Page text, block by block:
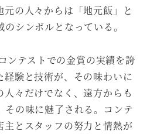
の人々からは「地元飯」と
シンボルとなっている。
ンテストでの金賞の実績を誇
経験と技術が、その味わいに
々だけでなく、遠方からも
その味に魅了される。コンテ
主とスタッフの努力と情熱が